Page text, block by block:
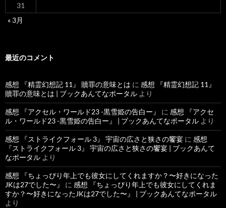
31
« 3月
最近のコメント
感想 『精霊幻想記 11』 贖罪の意味とは に 感想 『精霊幻想記 11』
贖罪の意味とは | ブックあんてなポータル より
感想 『アクセル・ワールド23 -黒雪姫の告白ー』 に 感想 『アクセ
ル・ワールド23 -黒雪姫の告白ー』 | ブックあんてなポータル より
感想 『ストライクフォール 3』 宇宙の広さと狭さの饗宴 に 感想
『ストライクフォール 3』 宇宙の広さと狭さの饗宴 | ブックあんて
なポータル より
感想 『ちょっぴり年上でも彼女にしてくれますか？〜好きになった
JKは27でした〜』
に 感想 『ちょっぴり年上でも彼女にしてくれま
すか？〜好きになったJKは27でした〜』 | ブックあんてなポータル
より